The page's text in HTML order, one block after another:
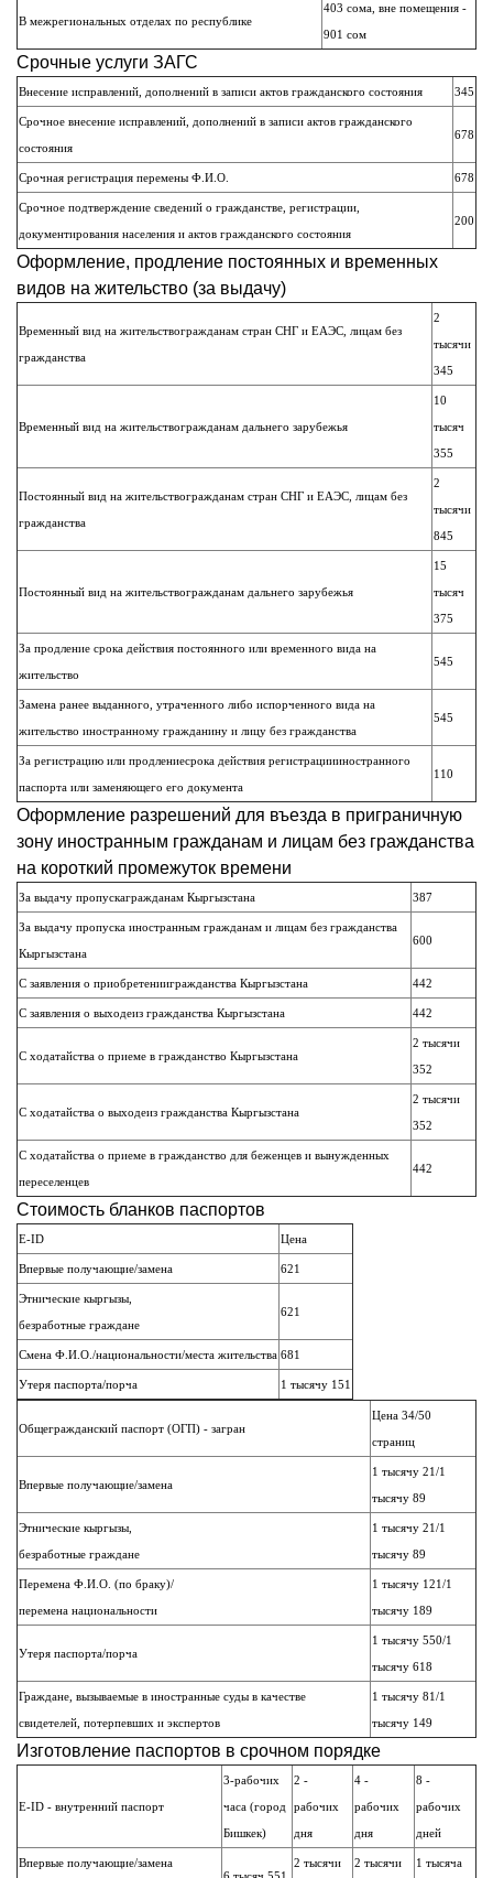
В межрегиональных отделах по республике
403 сома, вне помещения -
901 сом
Срочные услуги ЗАГС
Внесение исправлений, дополнений в записи актов гражданского состояния 345
Срочное внесение исправлений, дополнений в записи актов гражданского
состояния
678
Срочная регистрация перемены Ф.И.О. 678
Срочное подтверждение сведений о гражданстве, регистрации,
документирования населения и актов гражданского состояния
200
Оформление, продление постоянных и временных
видов на жительство (за выдачу)
Временный вид на жительствогражданам стран СНГ и ЕАЭС, лицам без
гражданства
2
тысячи
345
Временный вид на жительствогражданам дальнего зарубежья
10
тысяч
355
Постоянный вид на жительствогражданам стран СНГ и ЕАЭС, лицам без
гражданства
2
тысячи
845
Постоянный вид на жительствогражданам дальнего зарубежья
15
тысяч
375
За продление срока действия постоянного или временного вида на
жительство
545
Замена ранее выданного, утраченного либо испорченного вида на
жительство иностранному гражданину и лицу без гражданства
545
За регистрацию или продлениесрока действия регистрациииностранного
паспорта или заменяющего его документа
110
Оформление разрешений для въезда в приграничную
зону иностранным гражданам и лицам без гражданства
на короткий промежуток времени
За выдачу пропускагражданам Кыргызстана 387
За выдачу пропуска иностранным гражданам и лицам без гражданства
Кыргызстана
600
С заявления о приобретениигражданства Кыргызстана 442
С заявления о выходеиз гражданства Кыргызстана 442
С ходатайства о приеме в гражданство Кыргызстана
2 тысячи
352
С ходатайства о выходеиз гражданства Кыргызстана
2 тысячи
352
С ходатайства о приеме в гражданство для беженцев и вынужденных
переселенцев
442
Стоимость бланков паспортов
E-ID Цена
Впервые получающие/замена 621
Этнические кыргызы,
безработные граждане
621
Смена Ф.И.О./национальности/места жительства 681
Утеря паспорта/порча 1 тысячу 151
Общегражданский паспорт (ОГП) - загран
Цена 34/50
страниц
Впервые получающие/замена
1 тысячу 21/1
тысячу 89
Этнические кыргызы,
безработные граждане
1 тысячу 21/1
тысячу 89
Перемена Ф.И.О. (по браку)/
перемена национальности
1 тысячу 121/1
тысячу 189
Утеря паспорта/порча
1 тысячу 550/1
тысячу 618
Граждане, вызываемые в иностранные суды в качестве
свидетелей, потерпевших и экспертов
1 тысячу 81/1
тысячу 149
Изготовление паспортов в срочном порядке
E-ID - внутренний паспорт
3-рабочих
часа (город
Бишкек)
2 -
рабочих
дня
4 -
рабочих
дня
8 -
рабочих
дней
Впервые получающие/замена
2 тысячи 2 тысячи 1 тысяча